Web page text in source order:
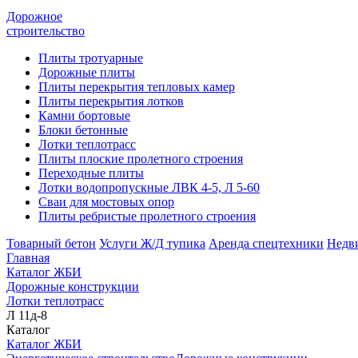
Дорожное
строительство
Плиты тротуарные
Дорожные плиты
Плиты перекрытия тепловых камер
Плиты перекрытия лотков
Камни бортовые
Блоки бетонные
Лотки теплотрасс
Плиты плоские пролетного строения
Переходные плиты
Лотки водопропускные ЛВК 4-5, Л 5-60
Сваи для мостовых опор
Плиты ребристые пролетного строения
Товарный бетон Услуги Ж/Д тупика Аренда спецтехники
Главная
Каталог ЖБИ
Дорожные конструкции
Лотки теплотрасс
Л 11д-8
Каталог
Каталог ЖБИ